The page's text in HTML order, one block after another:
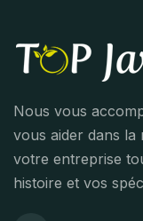
Nous vous
vous aider dans la
votre entreprise
histoire et vos